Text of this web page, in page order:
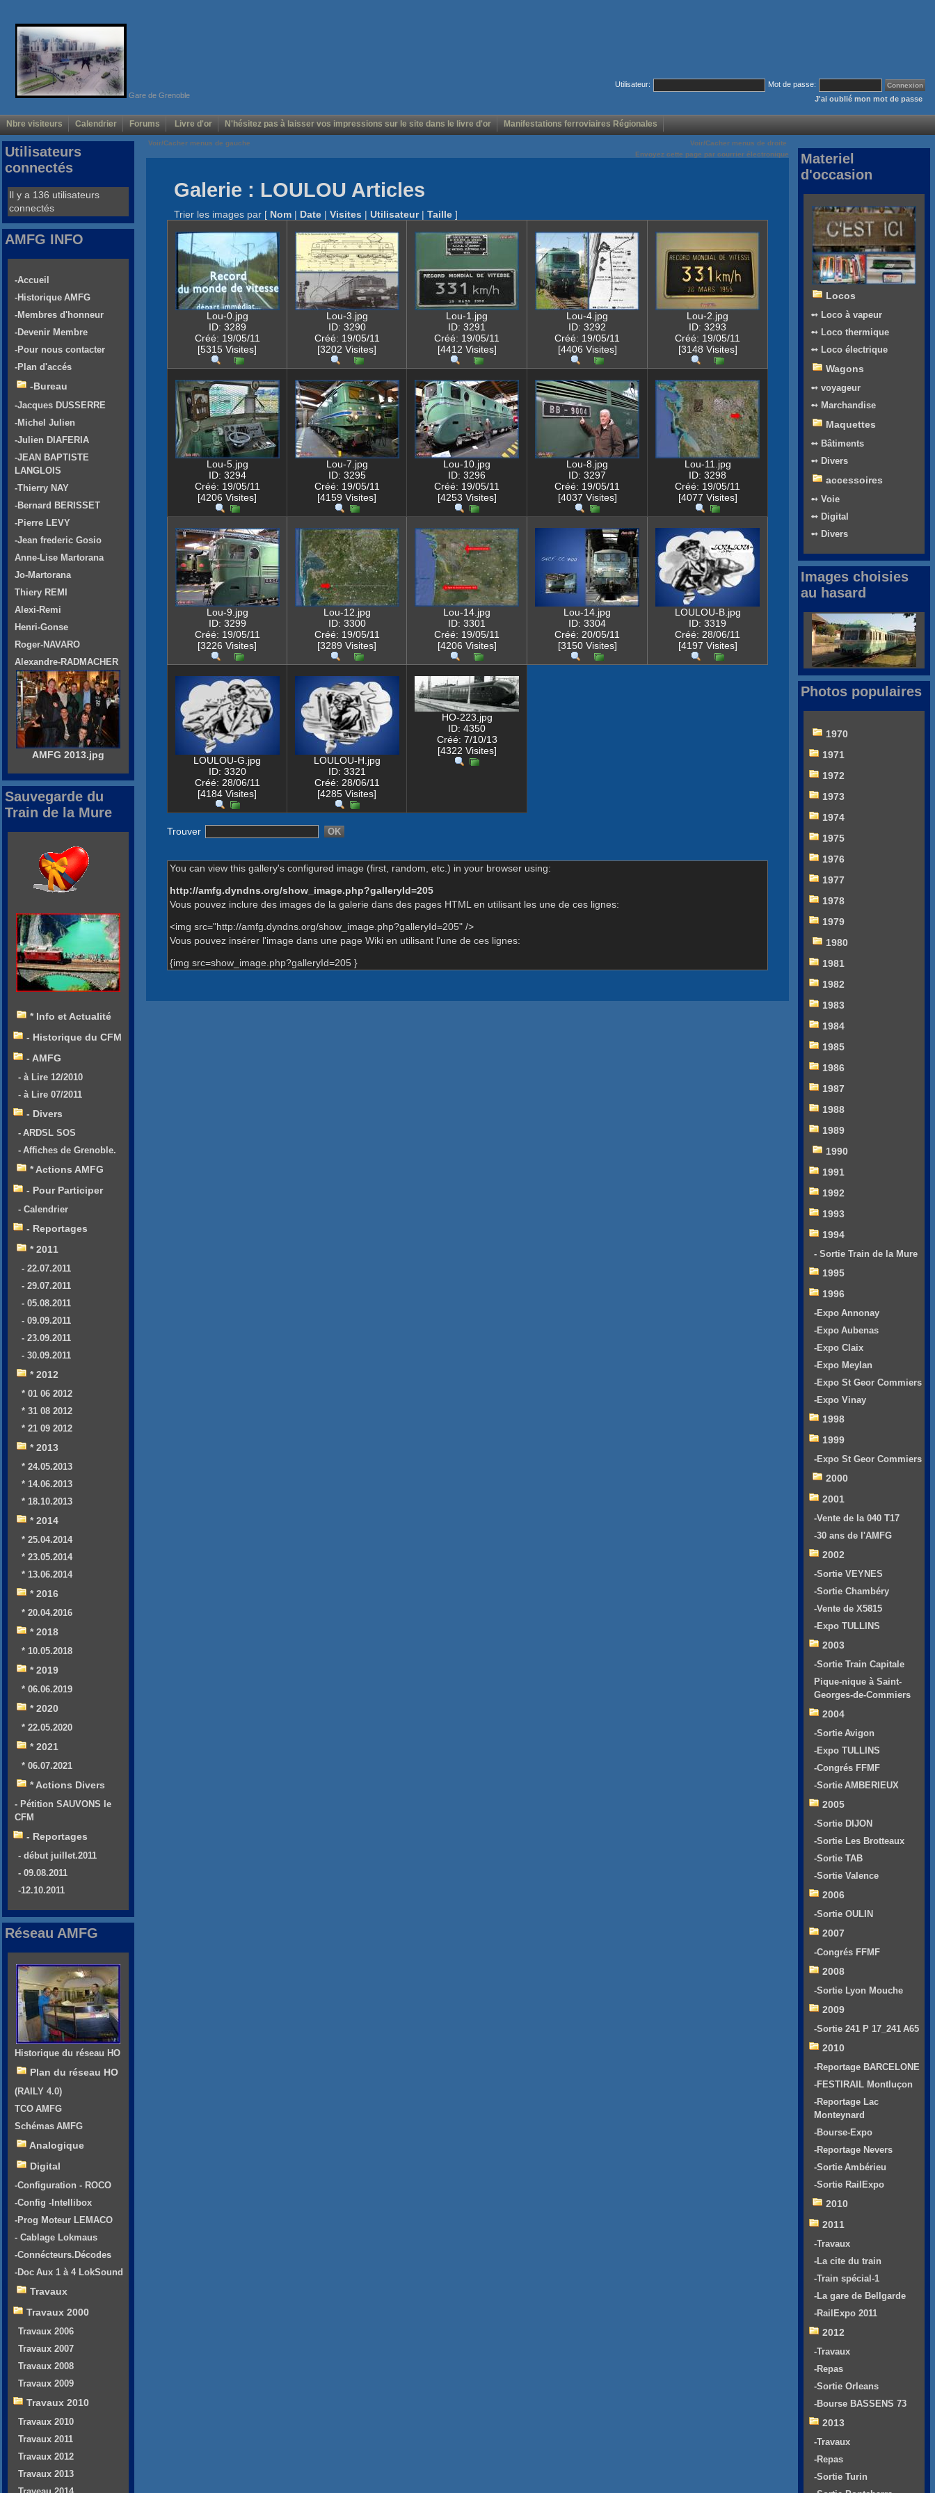
Gare de Grenoble
Utilisateur:
Mot de passe:
J'ai oublié mon mot de passe
Nbre visiteurs Calendrier Forums Livre d'or N'hésitez pas à laisser vos impressions sur le site dans le livre d'or Manifestations ferroviaires Régionales
Voir/Cacher menus de gauche
Voir/Cacher menus de droite
Envoyez cette page par courrier électronique
Galerie : LOULOU Articles
Trier les images par [ Nom | Date | Visites | Utilisateur| Taille ]
Lou-0.jpg
ID: 3289
Créé: 19/05/11
[5315 Visites]
Lou-3.jpg
ID: 3290
Créé: 19/05/11
[3202 Visites]
Lou-1.jpg
ID: 3291
Créé: 19/05/11
[4412 Visites]
Lou-4.jpg
ID: 3292
Créé: 19/05/11
[4406 Visites]
Lou-2.jpg
ID: 3293
Créé: 19/05/11
[3148 Visites]
Lou-5.jpg
ID: 3294
Créé: 19/05/11
[4206 Visites]
Lou-7.jpg
ID: 3295
Créé: 19/05/11
[4159 Visites]
Lou-10.jpg
ID: 3296
Créé: 19/05/11
[4253 Visites]
Lou-8.jpg
ID: 3297
Créé: 19/05/11
[4037 Visites]
Lou-11.jpg
ID: 3298
Créé: 19/05/11
[4077 Visites]
Lou-9.jpg
ID: 3299
Créé: 19/05/11
[3226 Visites]
Lou-12.jpg
ID: 3300
Créé: 19/05/11
[3289 Visites]
Lou-14.jpg
ID: 3301
Créé: 19/05/11
[4206 Visites]
Lou-14.jpg
ID: 3304
Créé: 20/05/11
[3150 Visites]
LOULOU-B.jpg
ID: 3319
Créé: 28/06/11
[4197 Visites]
LOULOU-G.jpg
ID: 3320
Créé: 28/06/11
[4184 Visites]
LOULOU-H.jpg
ID: 3321
Créé: 28/06/11
[4285 Visites]
HO-223.jpg
ID: 4350
Créé: 7/10/13
[4322 Visites]
Trouver
You can view this gallery's configured image (first, random, etc.) in your browser using:
http://amfg.dyndns.org/show_image.php?galleryId=205
Vous pouvez inclure des images de la galerie dans des pages HTML en utilisant les une de ces lignes:
<img src="http://amfg.dyndns.org/show_image.php?galleryId=205" />
Vous pouvez insérer l'image dans une page Wiki en utilisant l'une de ces lignes:
{img src=show_image.php?galleryId=205 }
Utilisateurs
connectés
Il y a 136 utilisateurs
connectés
AMFG INFO
-Accueil
-Historique AMFG
-Membres d'honneur
-Devenir Membre
-Pour nous contacter
-Plan d'accés
-Bureau
-Jacques DUSSERRE
-Michel Julien
-Julien DIAFERIA
-JEAN BAPTISTE
LANGLOIS
-Thierry NAY
-Bernard BERISSET
-Pierre LEVY
-Jean frederic Gosio
Anne-Lise Martorana
Jo-Martorana
Thiery REMI
Alexi-Remi
Henri-Gonse
Roger-NAVARO
Alexandre-RADMACHER
AMFG 2013.jpg
Sauvegarde du
Train de la Mure
* Info et Actualité
- Historique du CFM
- AMFG
- à Lire 12/2010
- à Lire 07/2011
- Divers
- ARDSL SOS
- Affiches de Grenoble.
* Actions AMFG
- Pour Participer
- Calendrier
- Reportages
* 2011
- 22.07.2011
- 29.07.2011
- 05.08.2011
- 09.09.2011
- 23.09.2011
- 30.09.2011
* 2012
* 01 06 2012
* 31 08 2012
* 21 09 2012
* 2013
* 24.05.2013
* 14.06.2013
* 18.10.2013
* 2014
* 25.04.2014
* 23.05.2014
* 13.06.2014
* 2016
* 20.04.2016
* 2018
* 10.05.2018
* 2019
* 06.06.2019
* 2020
* 22.05.2020
* 2021
* 06.07.2021
* Actions Divers
- Pétition SAUVONS le
CFM
- Reportages
- début juillet.2011
- 09.08.2011
-12.10.2011
Réseau AMFG
Historique du réseau HO
Plan du réseau HO
(RAILY 4.0)
TCO AMFG
Schémas AMFG
Analogique
Digital
-Configuration - ROCO
-Config -Intellibox
-Prog Moteur LEMACO
- Cablage Lokmaus
-Connécteurs.Décodes
-Doc Aux 1 à 4 LokSound
Travaux
Travaux 2000
Travaux 2006
Travaux 2007
Travaux 2008
Travaux 2009
Travaux 2010
Travaux 2010
Travaux 2011
Travaux 2012
Travaux 2013
Materiel
d'occasion
Locos
➻ Loco à vapeur
➻ Loco thermique
➻ Loco électrique
Wagons
➻ voyageur
➻ Marchandise
Maquettes
➻ Bâtiments
➻ Divers
accessoires
➻ Voie
➻ Digital
➻ Divers
Images choisies
au hasard
Photos populaires
1970
1971
1972
1973
1974
1975
1976
1977
1978
1979
1980
1981
1982
1983
1984
1985
1986
1987
1988
1989
1990
1991
1992
1993
1994
- Sortie Train de la Mure
1995
1996
-Expo Annonay
-Expo Aubenas
-Expo Claix
-Expo Meylan
-Expo St Geor Commiers
-Expo Vinay
1998
1999
-Expo St Geor Commiers
2000
2001
-Vente de la 040 T17
-30 ans de l'AMFG
2002
-Sortie VEYNES
-Sortie Chambéry
-Vente de X5815
-Expo TULLINS
2003
-Sortie Train Capitale
Pique-nique à Saint-
Georges-de-Commiers
2004
-Sortie Avigon
-Expo TULLINS
-Congrés FFMF
-Sortie AMBERIEUX
2005
-Sortie DIJON
-Sortie Les Brotteaux
-Sortie TAB
-Sortie Valence
2006
-Sortie OULIN
2007
-Congrés FFMF
2008
-Sortie Lyon Mouche
2009
-Sortie 241 P 17_241 A65
2010
-Reportage BARCELONE
-FESTIRAIL Montluçon
-Reportage Lac
Monteynard
-Bourse-Expo
-Reportage Nevers
-Sortie Ambérieu
-Sortie RailExpo
2010
2011
-Travaux
-La cite du train
-Train spécial-1
-La gare de Bellgarde
-RailExpo 2011
2012
-Travaux
-Repas
-Sortie Orleans
-Bourse BASSENS 73
2013
-Travaux
-Repas
-Sortie Turin